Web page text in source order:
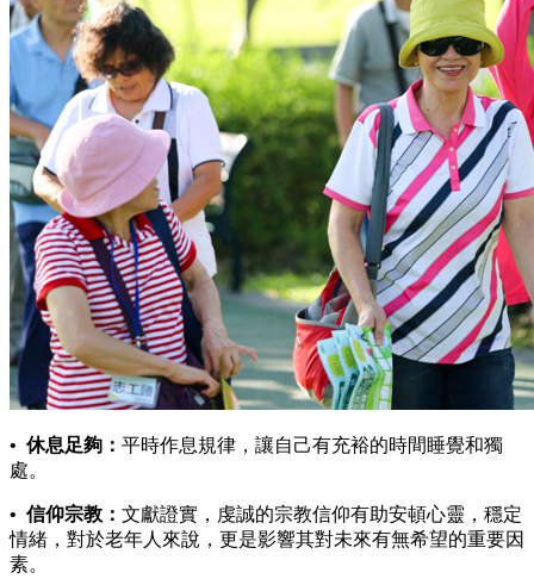
• 休息足夠： 平時作息規律，讓自己有充裕的時間睡覺和獨
處。
• 信仰宗教： 文獻證實，虔誠的宗教信仰有助安頓心靈，穩定
情緒，對於老年人來說，更是影響其對未來有無希望的重要因
素。